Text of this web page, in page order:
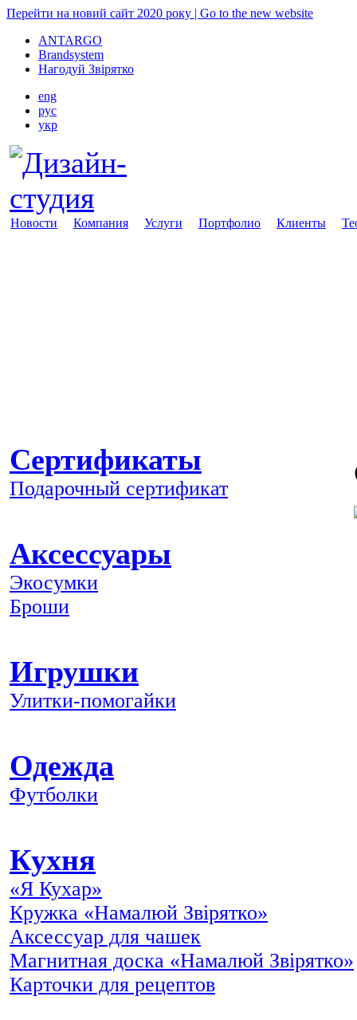
Перейти на новий сайт 2020 року | Go to the new website
ANTARGO
Brandsystem
Нагодуй Звірятко
eng
рус
укр
Новости Компания Услуги Портфолио Клиенты
Сертификаты
Подарочный сертификат
Аксессуары
Экосумки
Броши
Игрушки
Улитки-помогайки
Одежда
Футболки
Кухня
«Я Кухар»
Кружка «Намалюй Звірятко»
Аксессуар для чашек
Магнитная доска «Намалюй Звірятко»
Карточки для рецептов